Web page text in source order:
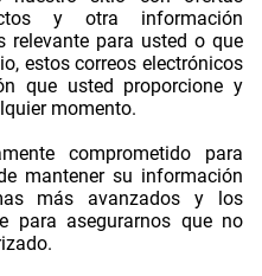
y otra información
relevante para usted o que
estos correos electrónicos
que usted proporcione y
momento.
comprometido para
mantener su información
más avanzados y los
para asegurarnos que no